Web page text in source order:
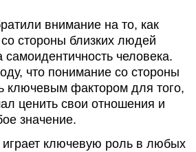
внимание на то, как
стороны близких людей
человека.
что понимание со стороны
ключевым фактором для того,
ценить свои отношения и
значение.
ключевую роль в любых